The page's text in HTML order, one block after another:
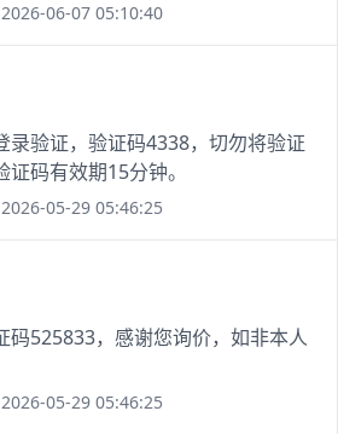
06-07 05:10:40
录验证，验证码4338，切勿将验证
码有效期15分钟。
05-29 05:46:25
码525833，感谢您询价，如非本人
05-29 05:46:25